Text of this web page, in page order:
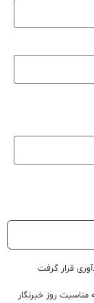
قرار گرفت
روز خبرنگار